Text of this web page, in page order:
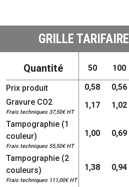
GRILLE TARIFAIRE
Quantité 50 100
Prix produit 0,58 0,56
Gravure CO2
Frais techniques 37,50€ HT
1,17 1,02
Tampographie (1
couleur)
Frais techniques 55,50€ HT
1,00 0,69
Tampographie (2
couleurs)
Frais techniques 111,00€ HT
1,38 0,94